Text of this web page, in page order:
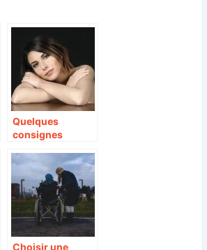
Quelques
consignes
l’autobronzant
pour visage
Choisir une